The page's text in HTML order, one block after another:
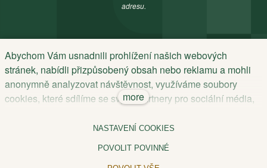
adresu.
© Copyright 2026 DIAGRAM
Nastavení souborů cookies .
Abychom Vám usnadnili prohlížení našich webových
stránek, nabídli přizpůsobený obsah nebo reklamu a mohli
anonymně analyzovat návštěvnost, využíváme soubory
cookies, které sdílíme se svými partnery pro sociální média,
nám tím souhlas k ukládání cookies na Vašem zařízení.
Nastavení upravíte odkazem „Nastavení cookies“ a kdykoliv
more
POVOLIT POVINNÉ
NASTAVENÍ COOKIES